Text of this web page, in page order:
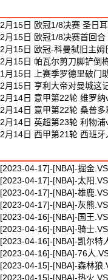
2月15日 欧冠1/8决赛 圣日
2月15日 欧冠1/8决赛首回
2月15日 欧冠-科曼弑旧主姆
2月15日 帕瓦尔剪刀脚铲倒
1月15日 上赛季罗德里破门
2月15日 亨利大帝对曼城这
2月14日 意甲第22轮 维罗
2月14日 意甲第22轮 桑普
2月14日 英超第23轮 利物
2月14日 西甲第21轮 西班
[2023-04-17]-[NBA]-掘金
[2023-04-17]-[NBA]-太阳
[2023-04-17]-[NBA]-雄鹿
[2023-04-17]-[NBA]-灰熊
[2023-04-16]-[NBA]-国王
[2023-04-16]-[NBA]-骑士
[2023-04-16]-[NBA]-凯尔特
[2023-04-16]-[NBA]-76人
[2023-04-15]-[NBA]-森林狼
[2023-04-15]-[NBA]-热火